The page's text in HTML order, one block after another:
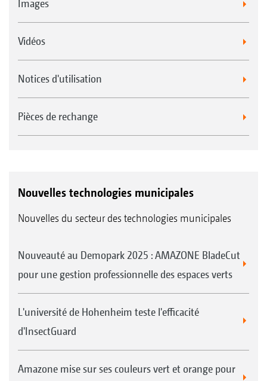
Images
Vidéos
Notices d'utilisation
Pièces de rechange
Nouvelles technologies municipales
Nouvelles du secteur des technologies municipales
Nouveauté au Demopark 2025 : AMAZONE BladeCut
pour une gestion professionnelle des espaces verts
L'université de Hohenheim teste l'efficacité
d'InsectGuard
Amazone mise sur ses couleurs vert et orange pour